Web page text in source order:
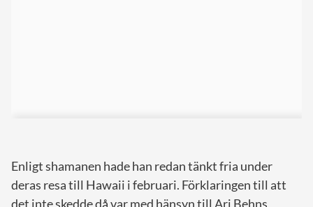
Enligt shamanen hade han redan tänkt fria under
deras resa till Hawaii i februari. Förklaringen till att
det inte skedde då var med hänsyn till Ari Behns